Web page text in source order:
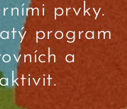
prvky.
program
a